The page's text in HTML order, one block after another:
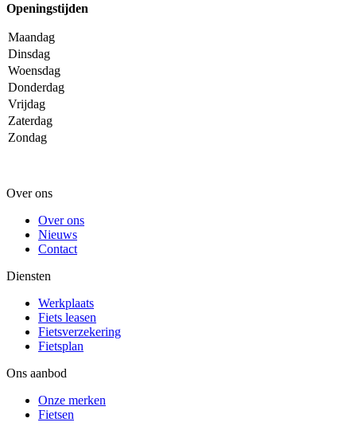
Openingstijden
Maandag
Dinsdag
Woensdag
Donderdag
Vrijdag
Zaterdag
Zondag
Over ons
Over ons
Nieuws
Contact
Diensten
Werkplaats
Fiets leasen
Fietsverzekering
Fietsplan
Ons aanbod
Onze merken
Fietsen